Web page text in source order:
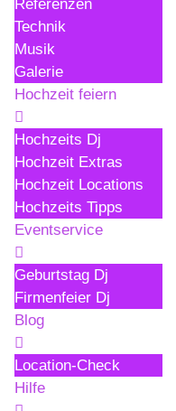
Referenzen
Technik
Musik
Galerie
Hochzeit feiern
Hochzeits Dj
Hochzeit Extras
Hochzeit Locations
Hochzeits Tipps
Eventservice
Geburtstag Dj
Firmenfeier Dj
Blog
Location-Check
Hilfe